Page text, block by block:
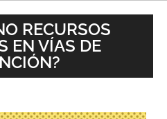
RECURSOS
EN VÍAS DE